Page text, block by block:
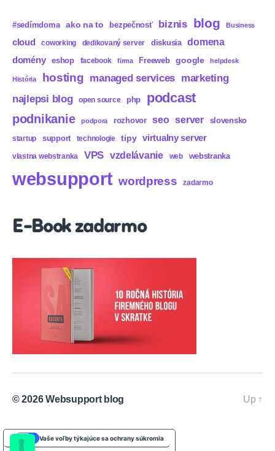
#sedímdoma ako na to bezpečnosť biznis blog Business
cloud coworking dedikovaný server diskusia domena
domény eshop facebook firma Freeweb google helpdesk
História hosting managed services marketing
najlepsi blog open source php podcast
podnikanie podpora rozhovor seo server slovensko
startup support technologie tipy virtualny server
vlastna webstranka VPS vzdelávanie web webstranka
websupport wordpress zadarmo
E-Book zadarmo
© 2026Websupport blog Up ↑
Vaše voľby týkajúce sa ochrany súkromia